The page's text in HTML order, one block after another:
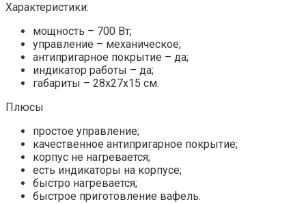
Характеристики:
мощность – 700 Вт;
управление – механическое;
антипригарное покрытие – да;
индикатор работы – да;
габариты – 28x27x15 см.
Плюсы
простое управление;
качественное антипригарное покрытие;
корпус не нагревается;
есть индикаторы на корпусе;
быстро нагревается;
быстрое приготовление вафель.